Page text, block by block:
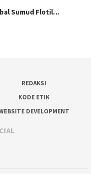
Sumud Flotil…
REDAKSI
KODE ETIK
DEVELOPMENT